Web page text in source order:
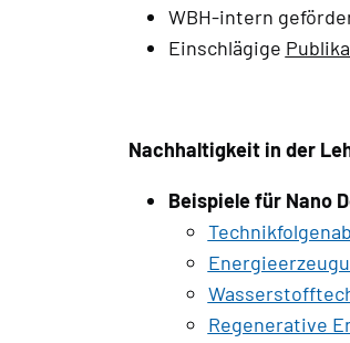
WBH-intern
Einschlägige
Nachhaltigkeit in der
Beispiele für Nano
Regenerative